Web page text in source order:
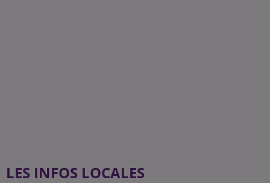
LES INFOS LOCALES